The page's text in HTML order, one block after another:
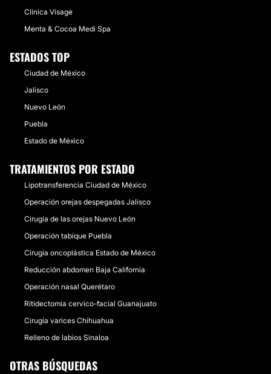
Clínica Visage
Menta & Cocoa Medi Spa
ESTADOS TOP
Ciudad de México
Jalisco
Nuevo León
Puebla
Estado de México
TRATAMIENTOS POR ESTADO
Lipotransferencia Ciudad de México
Operación orejas despegadas Jalisco
Cirugía de las orejas Nuevo León
Operación tabique Puebla
Cirugía oncoplástica Estado de México
Reducción abdomen Baja California
Operación nasal Querétaro
Ritidectomía cervico-facial Guanajuato
Cirugía varices Chihuahua
Relleno de labios Sinaloa
OTRAS BÚSQUEDAS